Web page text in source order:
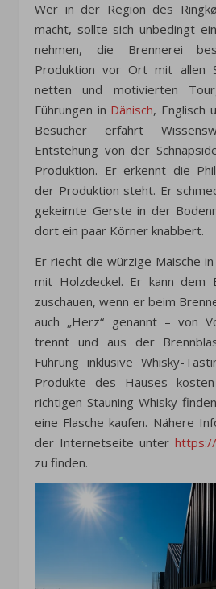
Wer in der Region des
macht, sollte sich unbedingt
nehmen, die Brennerei
Produktion vor Ort mit allen
netten und motivierten
Führungen in Dänisch, Englisch
Besucher erfährt
Entstehung von der
Produktion. Er erkennt die
der Produktion steht. Er
gekeimte Gerste in der
dort ein paar Körner knabbert.
Er riecht die würzige Maische
mit Holzdeckel. Er kann dem
zuschauen, wenn er beim
auch „Herz“ genannt – von
trennt und aus der
Führung inklusive Whisky-
Produkte des Hauses
richtigen Stauning-Whisky
eine Flasche kaufen. Nähere
der Internetseite unter
zu finden.